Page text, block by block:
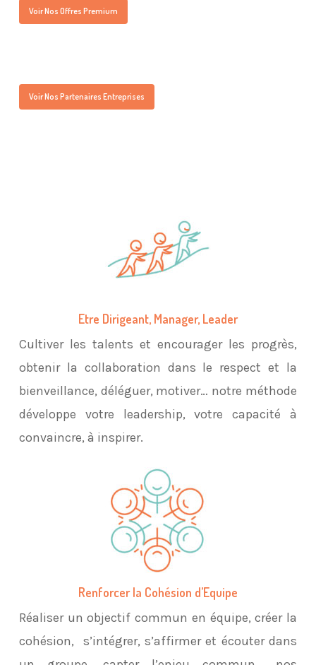
Voir Nos Offres Premium
Voir Nos Partenaires Entreprises
Etre Dirigeant, Manager, Leader
Cultiver les talents et encourager les progrès,
obtenir la collaboration dans le respect et la
bienveillance, déléguer, motiver… notre méthode
développe votre leadership, votre capacité à
convaincre, à inspirer.
Renforcer la Cohésion d’Equipe
Réaliser un objectif commun en équipe, créer la
cohésion, s’intégrer, s’affirmer et écouter dans